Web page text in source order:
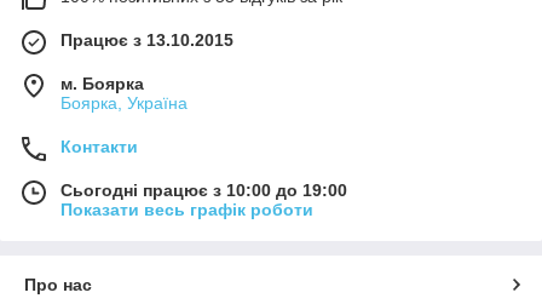
Працює з 13.10.2015
м. Боярка
Боярка, Україна
Контакти
Сьогодні працює з 10:00 до 19:00
Показати весь графік роботи
Про нас